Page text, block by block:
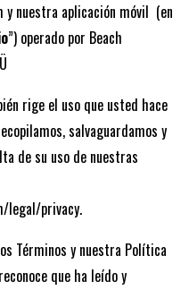
nuestra aplicación móvil (en
”) operado por Beach
rige el uso que usted hace
salvaguardamos y
de su uso de nuestras
legal/privacy.
Términos y nuestra Política
que ha leído y